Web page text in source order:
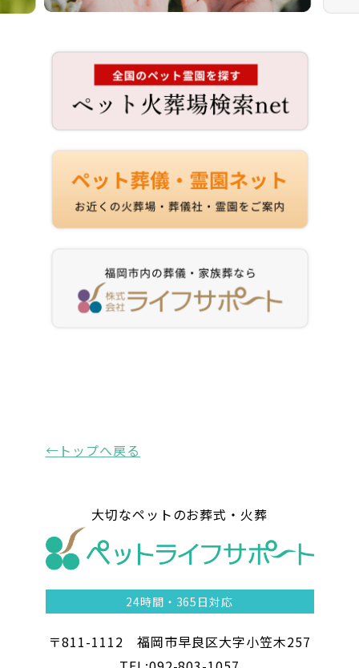
トップへ戻る
大切なペットのお葬式・火葬
24時間・ 365日対応
〒811-1112 福岡市早良区大字小笠木257